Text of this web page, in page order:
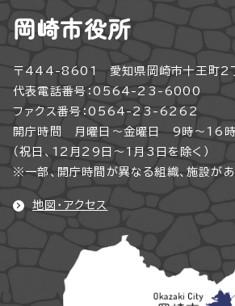
岡崎市役所
〒444-8601 愛知県岡崎市十王町2
代表電話番号：0564-23-6000
ファクス番号：0564-23-6262
開庁時間 月曜日～金曜日 9時～16時
（祝日、12月29日～1月3日を除く）
※一部、開庁時間が異なる組織、施設があ
地図・アクセス